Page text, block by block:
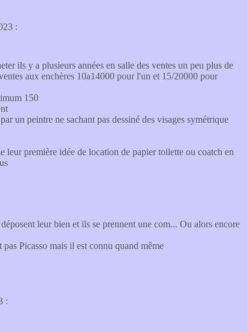
:
ils y a plusieurs années en salle des ventes un peu plus de
aux enchères 10a14000 pour l'un et 15/20000 pour
150
un peintre ne sachant pas dessiné des visages symétrique
leur première idée de location de papier toilette ou coatch en
leur bien et ils se prennent une com... Ou alors encore
Picasso mais il est connu quand même
: